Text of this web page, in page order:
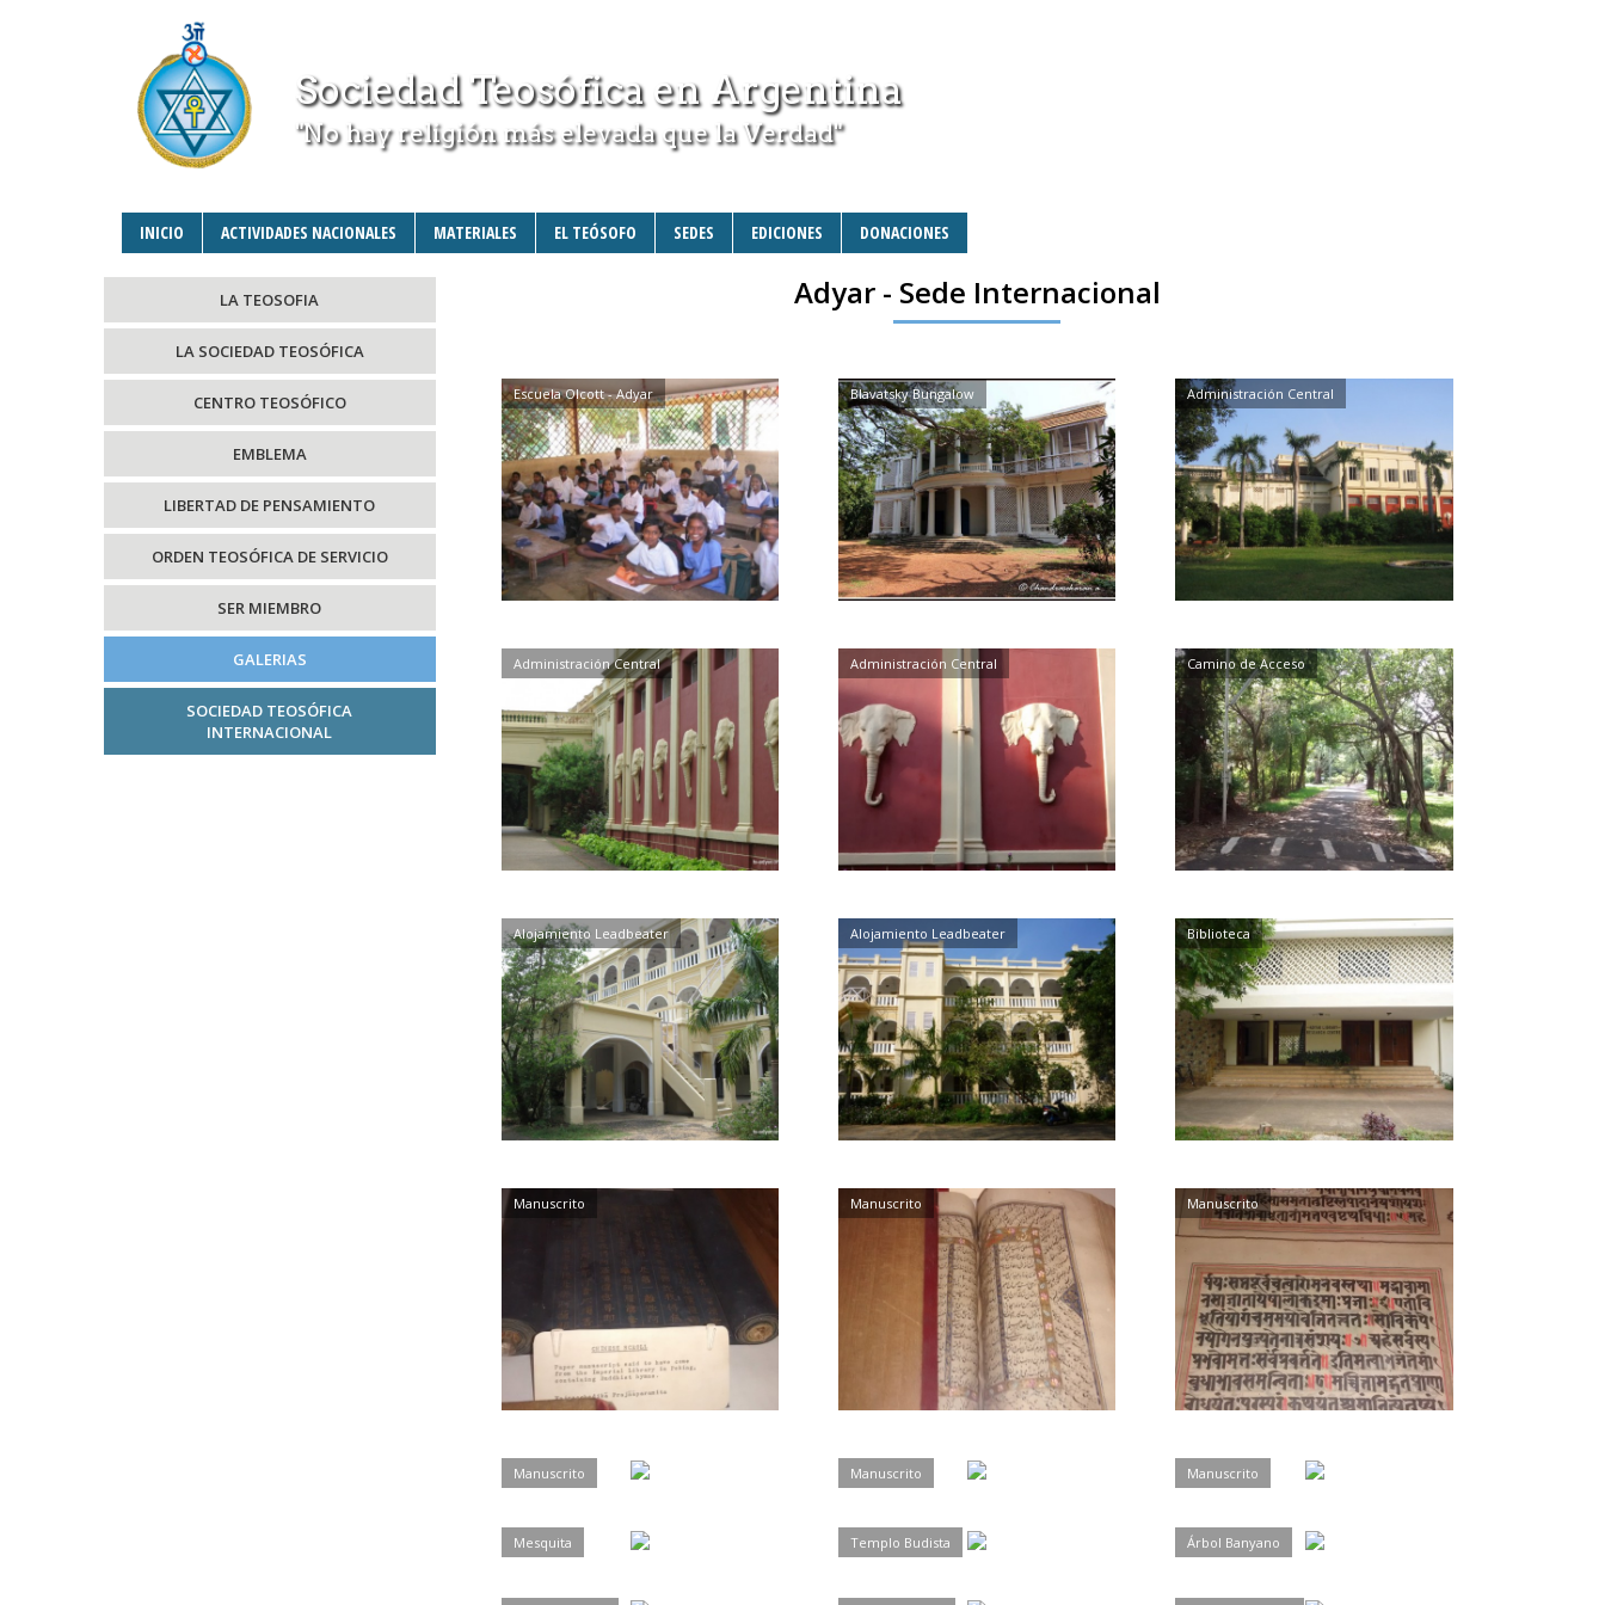
Sociedad Teosófica en Argentina
"No hay religión más elevada que la Verdad"
INICIO ACTIVIDADES NACIONALES MATERIALES EL TEÓSOFO SEDES EDICIONES DONACIONES
LA TEOSOFIA
LA SOCIEDAD TEOSÓFICA
CENTRO TEOSÓFICO
EMBLEMA
LIBERTAD DE PENSAMIENTO
ORDEN TEOSÓFICA DE SERVICIO
SER MIEMBRO
GALERIAS
SOCIEDAD TEOSÓFICA
INTERNACIONAL
Adyar - Sede Internacional
Escuela Olcott - Adyar Blavatsky Bungalow Administración Central
Administración Central Administración Central Camino de Acceso
Alojamiento Leadbeater Alojamiento Leadbeater Biblioteca
Manuscrito Manuscrito Manuscrito
Manuscrito Manuscrito Manuscrito
Mesquita Templo Budista Árbol Banyano